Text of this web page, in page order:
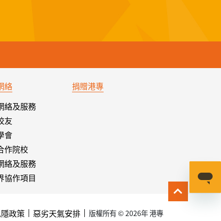
絡
絡及服務
友
會
作院校
絡及服務
協作項目
捐贈港專
政策 惡劣天氣安排 版權所有 © 2026年 港專